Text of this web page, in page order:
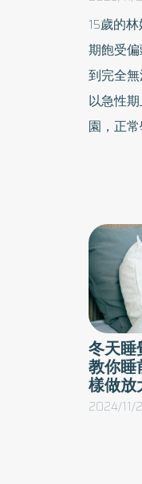
15歲的
期飽受
到完全
以急性
園，正
冬天睡
教你
樣做
2024/11/